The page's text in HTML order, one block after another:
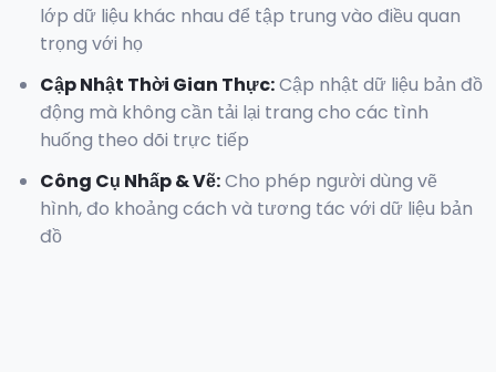
lớp dữ liệu khác nhau để tập trung vào điều quan
trọng với họ
Cập Nhật Thời Gian Thực:Cập nhật dữ liệu bản đồ
động mà không cần tải lại trang cho các tình
huống theo dõi trực tiếp
Công Cụ Nhấp & Vẽ:Cho phép người dùng vẽ
hình, đo khoảng cách và tương tác với dữ liệu bản
đồ